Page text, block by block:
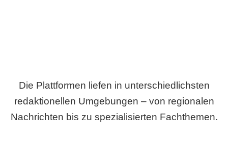
Die Plattformen liefen in unterschiedlichsten
redaktionellen Umgebungen – von regionalen
Nachrichten bis zu spezialisierten Fachthemen.